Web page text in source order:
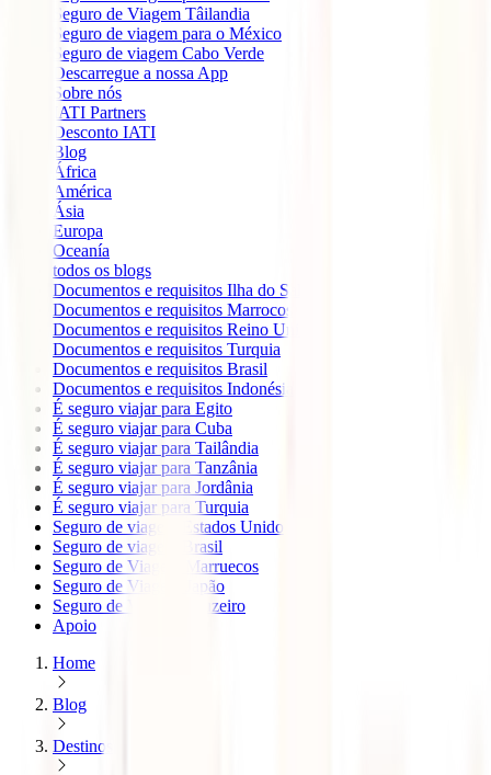
Seguro de Viagem Tâilandia
Seguro de viagem para o México
Seguro de viagem Cabo Verde
Descarregue a nossa App
Sobre nós
IATI Partners
Desconto IATI
Blog
África
América
Ásia
Europa
Oceanía
todos os blogs
Documentos e requisitos Ilha do Sal
Documentos e requisitos Marrocos
Documentos e requisitos Reino Unido
Documentos e requisitos Turquia
Documentos e requisitos Brasil
Documentos e requisitos Indonésia
É seguro viajar para Egito
É seguro viajar para Cuba
É seguro viajar para Tailândia
É seguro viajar para Tanzânia
É seguro viajar para Jordânia
É seguro viajar para Turquia
Seguro de viagem Estados Unidos
Seguro de viagem Brasil
Seguro de Viagem Marruecos
Seguro de Viagem Japão
Seguro de Viagem Cruzeiro
Apoio
Home
Blog
Destinos